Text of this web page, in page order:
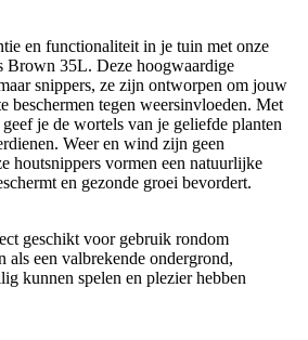
en functionaliteit in je tuin met onze
Brown 35L. Deze hoogwaardige
snippers, ze zijn ontworpen om jouw
beschermen tegen weersinvloeden. Met
je de wortels van je geliefde planten
Weer en wind zijn geen
houtsnippers vormen een natuurlijke
en gezonde groei bevordert.
geschikt voor gebruik rondom
als een valbrekende ondergrond,
kunnen spelen en plezier hebben